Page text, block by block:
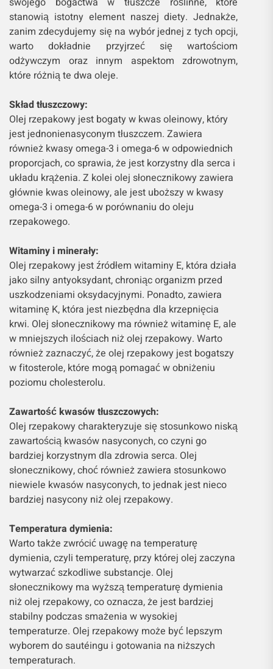
stanowią istotny element naszej diety. Jednakże,
zanim zdecydujemy się na wybór jednej z tych opcji,
warto dokładnie przyjrzeć się wartościom
odżywczym oraz innym aspektom zdrowotnym,
które różnią te dwa oleje.
Skład tłuszczowy:
Olej rzepakowy jest bogaty w kwas oleinowy, który
jest jednonienasyconym tłuszczem. Zawiera
również kwasy omega-3 i omega-6 w odpowiednich
proporcjach, co sprawia, że jest korzystny dla serca i
układu krążenia. Z kolei olej słonecznikowy zawiera
głównie kwas oleinowy, ale jest uboższy w kwasy
omega-3 i omega-6 w porównaniu do oleju
rzepakowego.
Witaminy i minerały:
Olej rzepakowy jest źródłem witaminy E, która działa
jako silny antyoksydant, chroniąc organizm przed
uszkodzeniami oksydacyjnymi. Ponadto, zawiera
witaminę K, która jest niezbędna dla krzepnięcia
krwi. Olej słonecznikowy ma również witaminę E, ale
w mniejszych ilościach niż olej rzepakowy. Warto
również zaznaczyć, że olej rzepakowy jest bogatszy
w fitosterole, które mogą pomagać w obniżeniu
poziomu cholesterolu.
Zawartość kwasów tłuszczowych:
Olej rzepakowy charakteryzuje się stosunkowo niską
zawartością kwasów nasyconych, co czyni go
bardziej korzystnym dla zdrowia serca. Olej
słonecznikowy, choć również zawiera stosunkowo
niewiele kwasów nasyconych, to jednak jest nieco
bardziej nasycony niż olej rzepakowy.
Temperatura dymienia:
Warto także zwrócić uwagę na temperaturę
dymienia, czyli temperaturę, przy której olej zaczyna
wytwarzać szkodliwe substancje. Olej
słonecznikowy ma wyższą temperaturę dymienia
niż olej rzepakowy, co oznacza, że jest bardziej
stabilny podczas smażenia w wysokiej
temperaturze. Olej rzepakowy może być lepszym
wyborem do sautéingu i gotowania na niższych
temperaturach.